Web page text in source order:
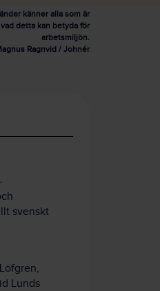
känner alla som är
detta kan betyda för
arbetsmiljön.
Ragnvid / Johnér
svenskt
Lunds